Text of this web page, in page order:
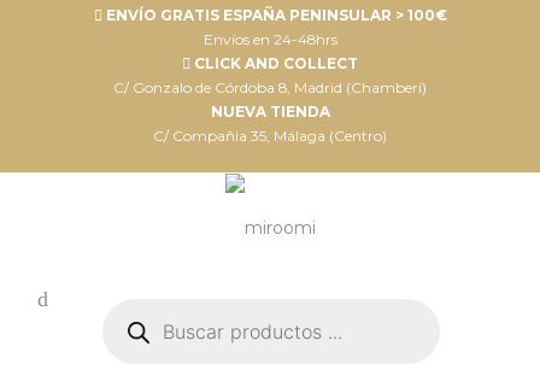
ENVÍO GRATIS ESPAÑA PENINSULAR > 100€
Envíos en 24-48hrs
CLICK AND COLLECT
C/ Gonzalo de Córdoba 8, Madrid (Chamberí)
NUEVA TIENDA
C/ Compañia 35, Málaga (Centro)
productos